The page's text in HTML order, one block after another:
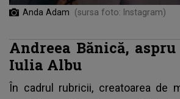
Anda Adam (sursa foto: Instagram)
Andreea Bănică,
Iulia Albu
În cadrul rubricii, creatoarea de